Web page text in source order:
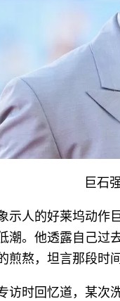
巨石
示人的好莱坞动作
潮。他透露自己过
煎熬，坦言那段时
访时回忆道，某次